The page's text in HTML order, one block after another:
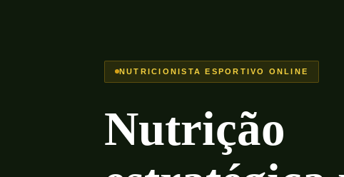
NUTRICIONISTA ESPORTIVO ONLINE
Nutrição